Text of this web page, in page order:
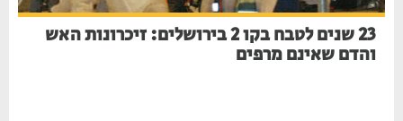
23 שנים לטבח בקו 2 בירושלים: זיכרונות האש
והדם שאינם מרפים